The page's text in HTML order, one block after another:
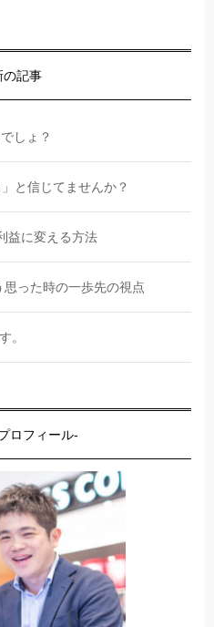
の記事
しょ？
と信じてませんか？
益に変える方法
った時の一歩先の視点
。
ロフィール-